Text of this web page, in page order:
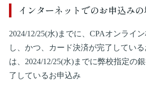
インターネットでのお申込み
2024/12/25(水)までに、CPAオンライ
し、かつ、カード決済が完了してい
は、2024/12/25(水)までに弊校指定の
了しているお申込み